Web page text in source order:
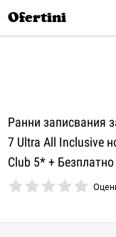
Ofertini
Ранни записвания
7 Ultra All Inclusive
Club 5* +